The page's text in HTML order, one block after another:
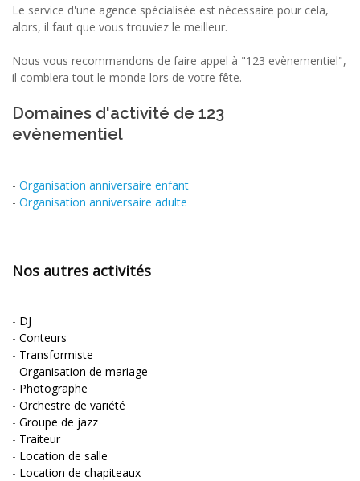
Le service d'une agence spécialisée est nécessaire pour cela,
alors, il faut que vous trouviez le meilleur.
Nous vous recommandons de faire appel à "123 evènementiel",
il comblera tout le monde lors de votre fête.
Domaines d'activité de 123
evènementiel
- Organisation anniversaire enfant
- Organisation anniversaire adulte
Nos autres activités
- DJ
- Conteurs
- Transformiste
- Organisation de mariage
- Photographe
- Orchestre de variété
- Groupe de jazz
- Traiteur
- Location de salle
- Location de chapiteaux